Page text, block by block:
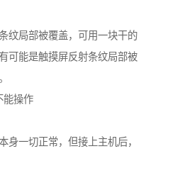
纹局部被覆盖，可用一块干的
可能是触摸屏反射条纹局部被
能操作
身一切正常，但接上主机后，